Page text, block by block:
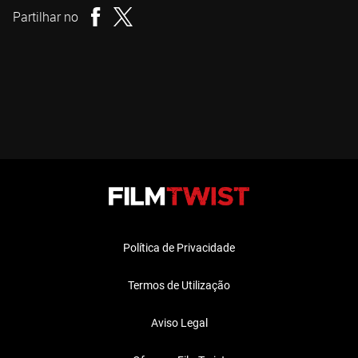
Partilhar no
Política de Privacidade
Termos de Utilização
Aviso Legal